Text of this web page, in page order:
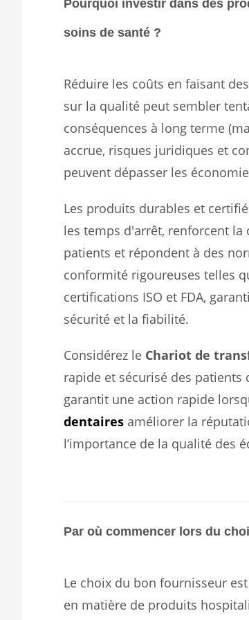
Pourquoi investir dans des
soins de santé ?
Réduire les coûts en faisant
sur la qualité peut sembler
conséquences à long terme
accrue, risques juridiques et
peuvent dépasser les
Les produits durables et
les temps d'arrêt, renforcent la
patients et répondent à des
conformité rigoureuses telles
certifications ISO et FDA,
sécurité et la fiabilité.
Considérez le Chariot de
rapide et sécurisé des
garantit une action rapide
dentaires améliorer la
l’importance de la qualité des
Par où commencer lors du
Le choix du bon fournisseur
en matière de produits